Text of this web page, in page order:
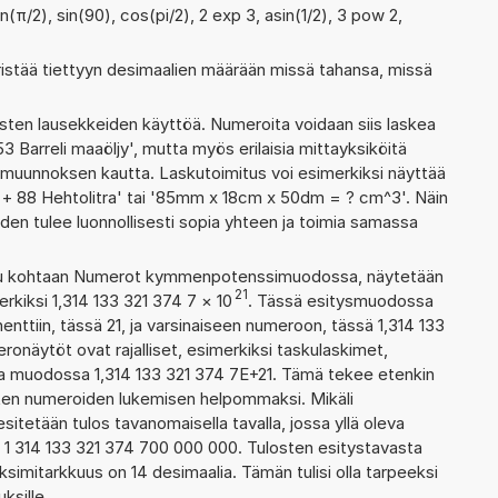
2), sin(90), cos(pi/2), 2 exp 3, asin(1/2), 3 pow 2,
tiettyyn desimaalien määrään missä tahansa, missä
lausekkeiden käyttöä. Numeroita voidaan siis laskea
Barreli maaöljy', mutta myös erilaisia mittayksiköitä
kautta. Laskutoimitus voi esimerkiksi näyttää
88 Hehtolitra' tai '85mm x 18cm x 50dm = ? cm^3'. Näin
tulee luonnollisesti sopia yhteen ja toimia samassa
Numerot kymmenpotenssimuodossa, näytetään
1,314 133 321 374 7 × 10 21. Tässä esitysmuodossa
tässä 21, ja varsinaiseen numeroon, tässä 1,314 133
ovat rajalliset, esimerkiksi taskulaskimet,
1,314 133 321 374 7E+21. Tämä tekee etenkin
numeroiden lukemisen helpommaksi. Mikäli
tulos tavanomaisella tavalla, jossa yllä oleva
314 133 321 374 700 000 000. Tulosten esitystavasta
on 14 desimaalia. Tämän tulisi olla tarpeeksi